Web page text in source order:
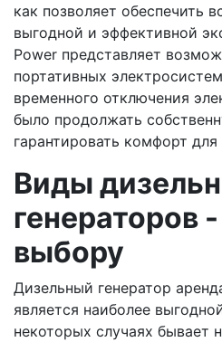
как позволяет обеспечить
выгодной и эффективной
Power представляет
портативных
временного отключения
было продолжать
гарантировать комфорт
Виды
генераторов
выбору
Дизельный генератор
является наиболее
некоторых случаях бывает